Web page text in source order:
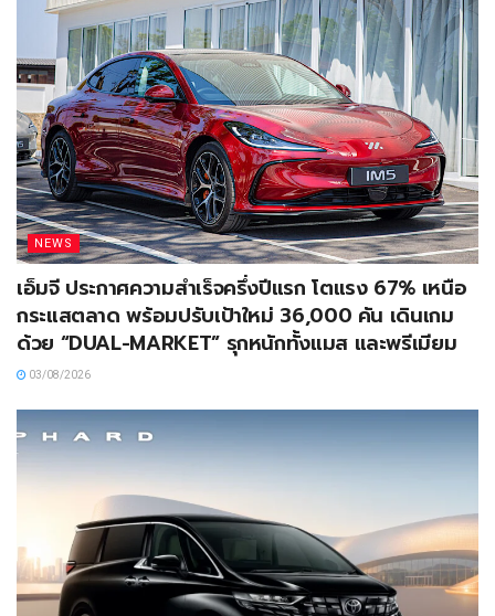
NEWS
เอ็มจี ประกาศความสำเร็จครึ่งปีแรก โตแรง 67% เหนือ
กระแสตลาด พร้อมปรับเป้าใหม่ 36,000 คัน เดินเกม
ด้วย “DUAL-MARKET” รุกหนักทั้งแมส และพรีเมียม
03/08/2026